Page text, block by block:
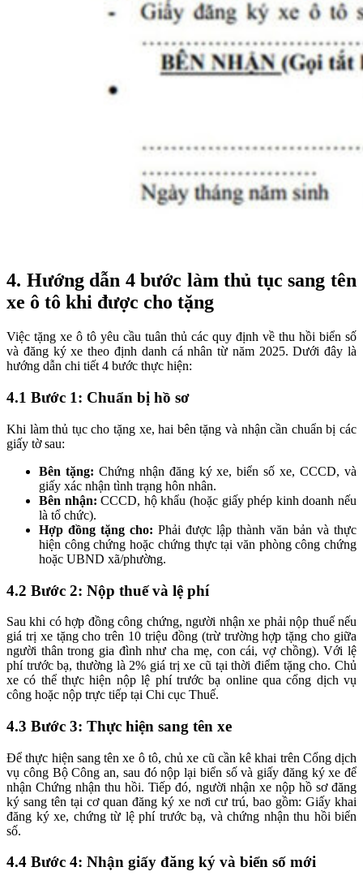
4. Hướng dẫn 4 bước làm thủ tục sang tên
xe ô tô khi được cho tặng
Việc tặng xe ô tô yêu cầu tuân thủ các quy định về thu hồi biển số
và đăng ký xe theo định danh cá nhân từ năm 2025. Dưới đây là
hướng dẫn chi tiết 4 bước thực hiện:
4.1 Bước 1: Chuẩn bị hồ sơ
Khi làm thủ tục cho tặng xe, hai bên tặng và nhận cần chuẩn bị các
giấy tờ sau:
Bên tặng: Chứng nhận đăng ký xe, biển số xe, CCCD, và
giấy xác nhận tình trạng hôn nhân.
Bên nhận: CCCD, hộ khẩu (hoặc giấy phép kinh doanh nếu
là tổ chức).
Hợp đồng tặng cho: Phải được lập thành văn bản và thực
hiện công chứng hoặc chứng thực tại văn phòng công chứng
hoặc UBND xã/phường.
4.2 Bước 2: Nộp thuế và lệ phí
Sau khi có hợp đồng công chứng, người nhận xe phải nộp thuế nếu
giá trị xe tặng cho trên 10 triệu đồng (trừ trường hợp tặng cho giữa
người thân trong gia đình như cha mẹ, con cái, vợ chồng). Với lệ
phí trước bạ, thường là 2% giá trị xe cũ tại thời điểm tặng cho. Chủ
xe có thể thực hiện nộp lệ phí trước bạ online qua cổng dịch vụ
công hoặc nộp trực tiếp tại Chi cục Thuế.
4.3 Bước 3: Thực hiện sang tên xe
Để thực hiện sang tên xe ô tô, chủ xe cũ cần kê khai trên Cổng dịch
vụ công Bộ Công an, sau đó nộp lại biển số và giấy đăng ký xe để
nhận Chứng nhận thu hồi. Tiếp đó, người nhận xe nộp hồ sơ đăng
ký sang tên tại cơ quan đăng ký xe nơi cư trú, bao gồm: Giấy khai
đăng ký xe, chứng từ lệ phí trước bạ, và chứng nhận thu hồi biển
số.
4.4 Bước 4: Nhận giấy đăng ký và biển số mới